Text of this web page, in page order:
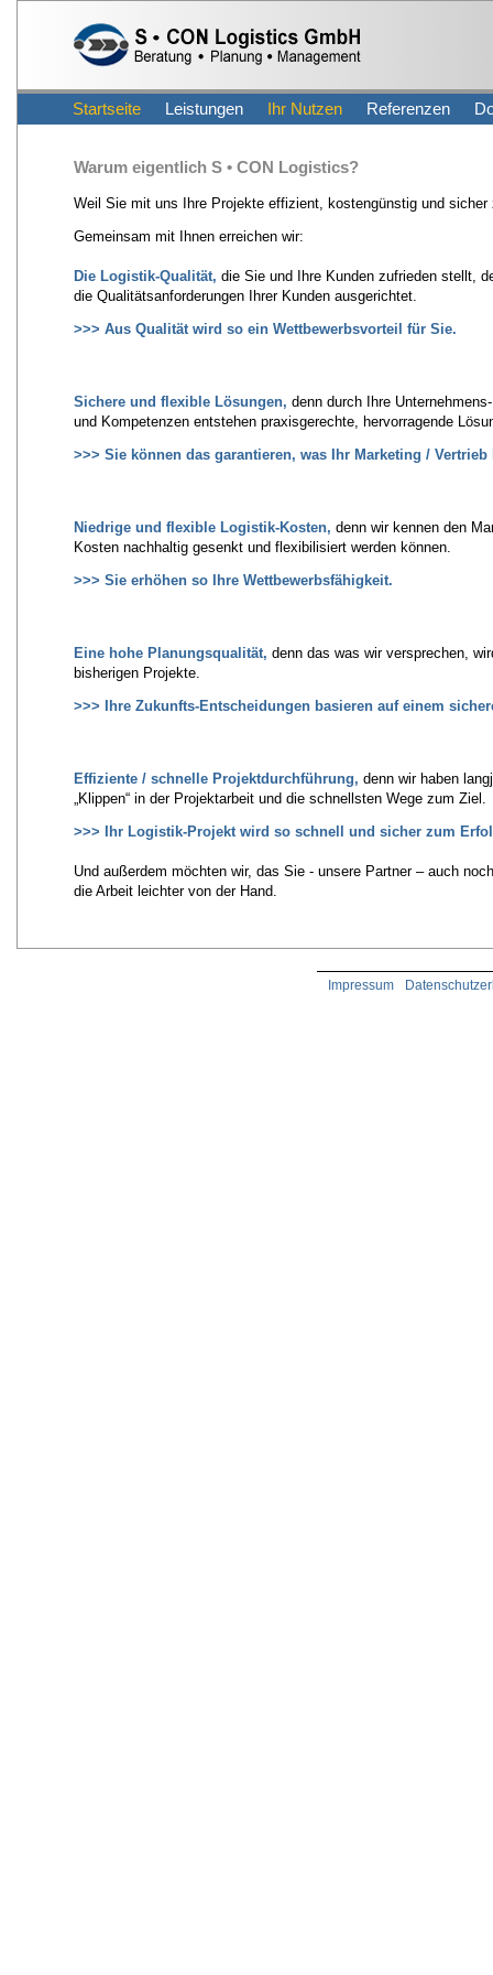
Startseite Leistungen Ihr Nutzen Referenzen
Warum eigentlich S • CON Logistics?
Weil Sie mit uns Ihre Projekte effizient, kostengünstig und sicher
Gemeinsam mit Ihnen erreichen wir:
Die Logistik-Qualität, die Sie und Ihre Kunden zufrieden stellt,
die Qualitätsanforderungen Ihrer Kunden ausgerichtet.
>>> Aus Qualität wird so ein Wettbewerbsvorteil für Sie.
Sichere und flexible Lösungen, denn durch Ihre
und Kompetenzen entstehen praxisgerechte, hervorragende
>>> Sie können das garantieren, was Ihr Marketing /
Niedrige und flexible Logistik-Kosten, denn wir kennen den
Kosten nachhaltig gesenkt und flexibilisiert werden können.
>>> Sie erhöhen so Ihre Wettbewerbsfähigkeit.
Eine hohe Planungsqualität, denn das was wir versprechen,
bisherigen Projekte.
>>> Ihre Zukunfts-Entscheidungen basieren auf einem
Effiziente / schnelle Projektdurchführung, denn wir haben
„Klippen“ in der Projektarbeit und die schnellsten Wege zum Ziel.
>>> Ihr Logistik-Projekt wird so schnell und sicher zum
Und außerdem möchten wir, das Sie - unsere Partner – auch
die Arbeit leichter von der Hand.
Impressum